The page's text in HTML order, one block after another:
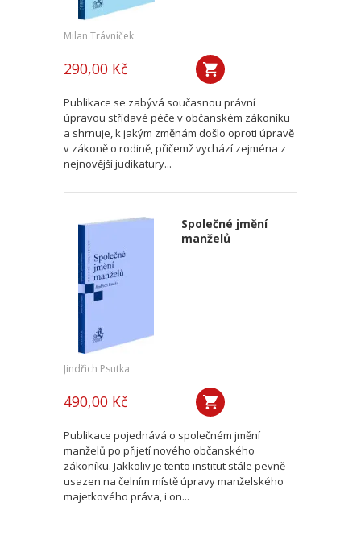
Milan Trávníček
290,00 Kč
Publikace se zabývá současnou právní
úpravou střídavé péče v občanském zákoníku
a shrnuje, k jakým změnám došlo oproti úpravě
v zákoně o rodině, přičemž vychází zejména z
nejnovější judikatury...
Společné jmění
manželů
Jindřich Psutka
490,00 Kč
Publikace pojednává o společném jmění
manželů po přijetí nového občanského
zákoníku. Jakkoliv je tento institut stále pevně
usazen na čelním místě úpravy manželského
majetkového práva, i on...